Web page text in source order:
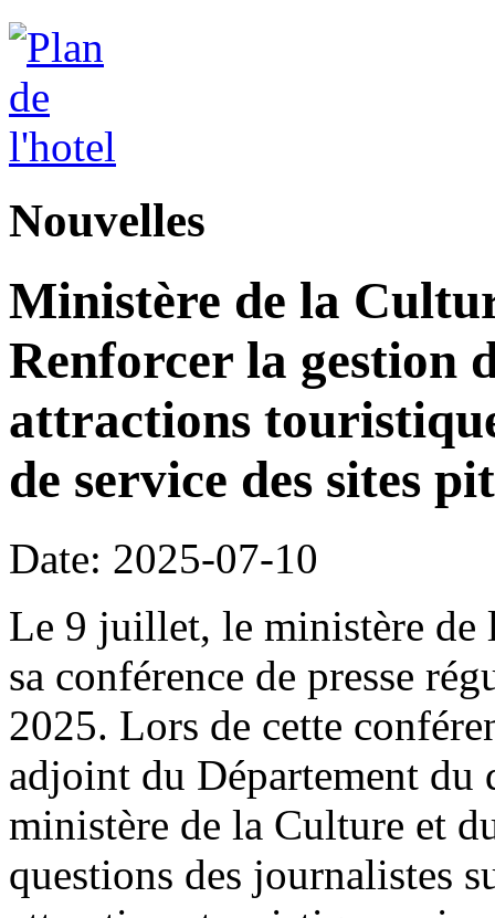
Nouvelles
Ministère de la
Renforcer la gestion
attractions
de service des sites
Date: 2025-07-10
Le 9 juillet, le ministère de
sa conférence de presse
2025. Lors de cette
adjoint du Département du
ministère de la Culture et
questions des journalistes